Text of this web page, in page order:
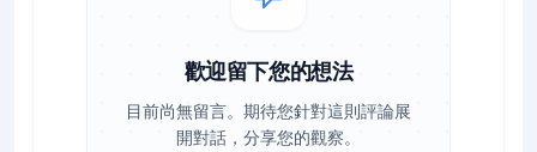
歡迎留下您的想法
目前尚無留言。期待您針對這則評論展
開對話，分享您的觀察。